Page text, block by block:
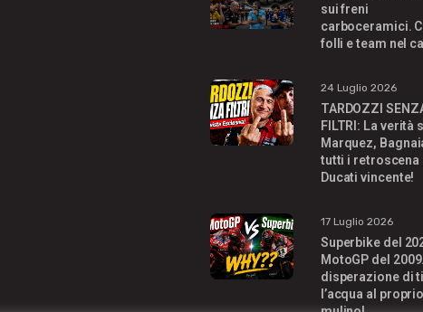
sui freni
carboceramici.
folli e team nel
24 Luglio 2026
TARDOZZI
FILTRI: La verità
Marquez,
tutti i retroscena
Ducati vincente!
17 Luglio 2026
Superbike del
MotoGP del
disperazione di
l’acqua al proprio